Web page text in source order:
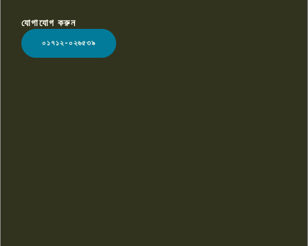
LOGO
যোগাযোগ করুন
০১৭১২-০২৬৫৩৯